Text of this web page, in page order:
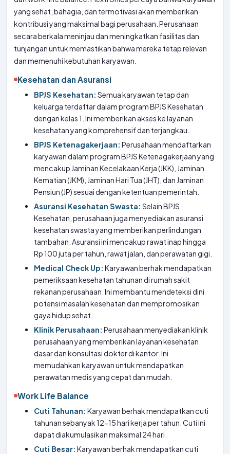
yang sehat, bahagia, dan termotivasi akan memberikan
kontribusi yang maksimal bagi perusahaan. Perusahaan
secara berkala meninjau dan meningkatkan fasilitas dan
tunjangan untuk memastikan bahwa mereka tetap relevan
dan memenuhi kebutuhan karyawan.
Kesehatan dan Asuransi
BPJS Kesehatan: Semua karyawan tetap dan
keluarga terdaftar dalam program BPJS Kesehatan
dengan kelas 1. Ini memberikan akses ke layanan
kesehatan yang komprehensif dan terjangkau.
BPJS Ketenagakerjaan: Perusahaan mendaftarkan
karyawan dalam program BPJS Ketenagakerjaan yang
mencakup Jaminan Kecelakaan Kerja (JKK), Jaminan
Kematian (JKM), Jaminan Hari Tua (JHT), dan Jaminan
Pensiun (JP) sesuai dengan ketentuan pemerintah.
Asuransi Kesehatan Swasta: Selain BPJS
Kesehatan, perusahaan juga menyediakan asuransi
kesehatan swasta yang memberikan perlindungan
tambahan. Asuransi ini mencakup rawat inap hingga
Rp 100 juta per tahun, rawat jalan, dan perawatan gigi.
Medical Check Up: Karyawan berhak mendapatkan
pemeriksaan kesehatan tahunan di rumah sakit
rekanan perusahaan. Ini membantu mendeteksi dini
potensi masalah kesehatan dan mempromosikan
gaya hidup sehat.
Klinik Perusahaan: Perusahaan menyediakan klinik
perusahaan yang memberikan layanan kesehatan
dasar dan konsultasi dokter di kantor. Ini
memudahkan karyawan untuk mendapatkan
perawatan medis yang cepat dan mudah.
Work Life Balance
Cuti Tahunan: Karyawan berhak mendapatkan cuti
tahunan sebanyak 12-15 hari kerja per tahun. Cuti ini
dapat diakumulasikan maksimal 24 hari.
Cuti Besar: Karyawan berhak mendapatkan cuti